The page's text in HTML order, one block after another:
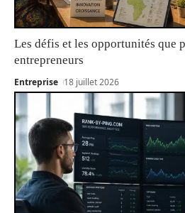
Les défis et les opportunités que
entrepreneurs
Entreprise 18 juillet 2026